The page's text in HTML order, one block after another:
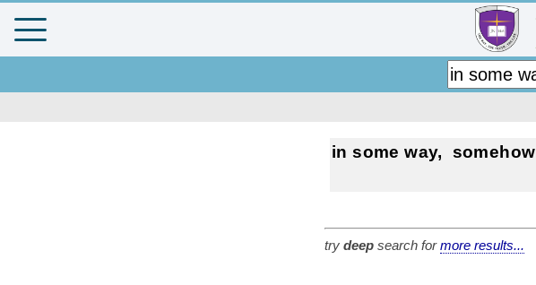
in some way, somehow
try deep search formore results...